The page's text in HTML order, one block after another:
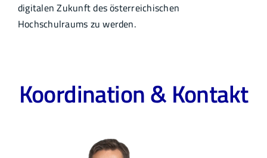
digitalen Zukunft des österreichischen
Hochschulraums zu werden.
Koordination & Kontakt